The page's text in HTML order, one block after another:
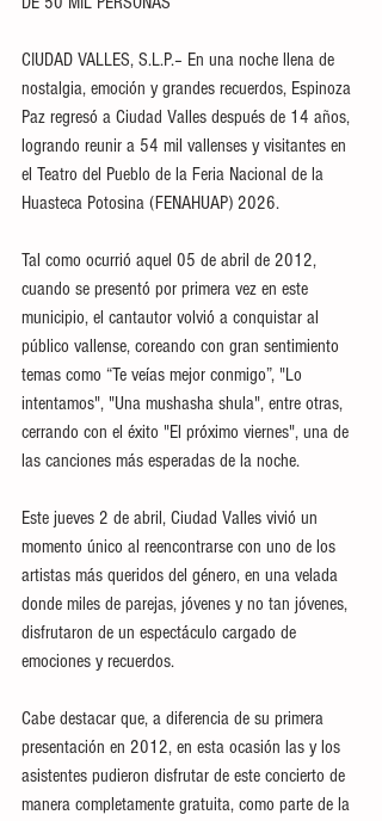
CIUDAD VALLES, S.L.P.– En una noche llena de
nostalgia, emoción y grandes recuerdos, Espinoza
Paz regresó a Ciudad Valles después de 14 años,
logrando reunir a 54 mil vallenses y visitantes en
el Teatro del Pueblo de la Feria Nacional de la
Huasteca Potosina (FENAHUAP) 2026.
Tal como ocurrió aquel 05 de abril de 2012,
cuando se presentó por primera vez en este
municipio, el cantautor volvió a conquistar al
público vallense, coreando con gran sentimiento
temas como “Te veías mejor conmigo”, "Lo
intentamos", "Una mushasha shula", entre otras,
cerrando con el éxito "El próximo viernes", una de
las canciones más esperadas de la noche.
Este jueves 2 de abril, Ciudad Valles vivió un
momento único al reencontrarse con uno de los
artistas más queridos del género, en una velada
donde miles de parejas, jóvenes y no tan jóvenes,
disfrutaron de un espectáculo cargado de
emociones y recuerdos.
Cabe destacar que, a diferencia de su primera
presentación en 2012, en esta ocasión las y los
asistentes pudieron disfrutar de este concierto de
manera completamente gratuita, como parte de la